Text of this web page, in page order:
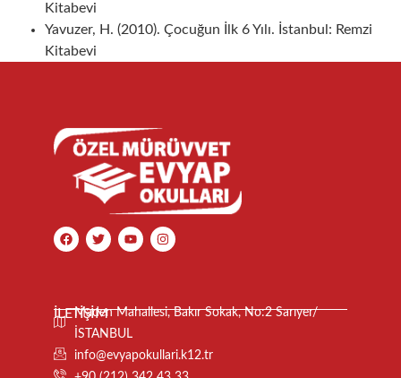
Kitabevi
Yavuzer, H. (2010). Çocuğun İlk 6 Yılı. İstanbul: Remzi
Kitabevi
İLETİŞİM
Maden Mahallesi, Bakır Sokak, No:2 Sarıyer/
İSTANBUL
info@evyapokullari.k12.tr